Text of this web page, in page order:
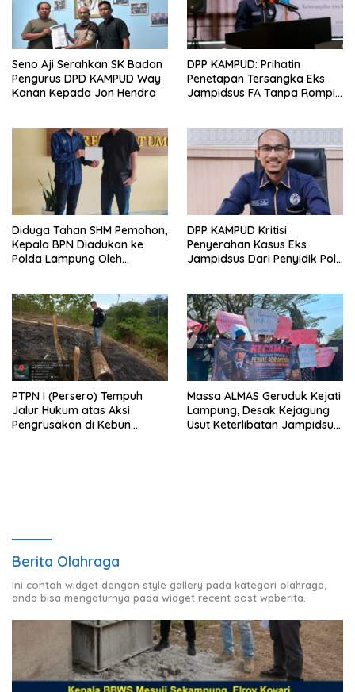
Seno Aji Serahkan SK Badan
Pengurus DPD KAMPUD Way
Kanan Kepada Jon Hendra
DPP KAMPUD: Prihatin
Penetapan Tersangka Eks
Jampidsus FA Tanpa Rompi
Diduga Tahan SHM Pemohon,
Kepala BPN Diadukan ke
Polda Lampung Oleh
DPP KAMPUD Kritisi
Penyerahan Kasus Eks
Jampidsus Dari Penyidik Polri
PTPN I (Persero) Tempuh
Jalur Hukum atas Aksi
Pengrusakan di Kebun
Massa ALMAS Geruduk Kejati
Lampung, Desak Kejagung
Usut Keterlibatan Jampidsus
Berita Olahraga
Ini contoh widget dengan style gallery pada kategori olahraga,
anda bisa mengaturnya pada widget recent post wpberita.